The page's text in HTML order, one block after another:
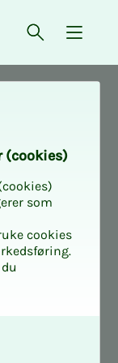
Åpne søk
{
(cookies)
som
cookies